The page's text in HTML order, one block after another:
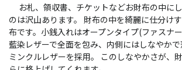
お札、領収書、チケットなどお財布の中に
のは沢山あります。 財布の中を綺麗に仕分け
布です。小銭入れはオープンタイプ(ファスナ
藍染レザーで全面を包み、内側にはしなやか
ミンクルレザーを採用。 このしなやかさが、